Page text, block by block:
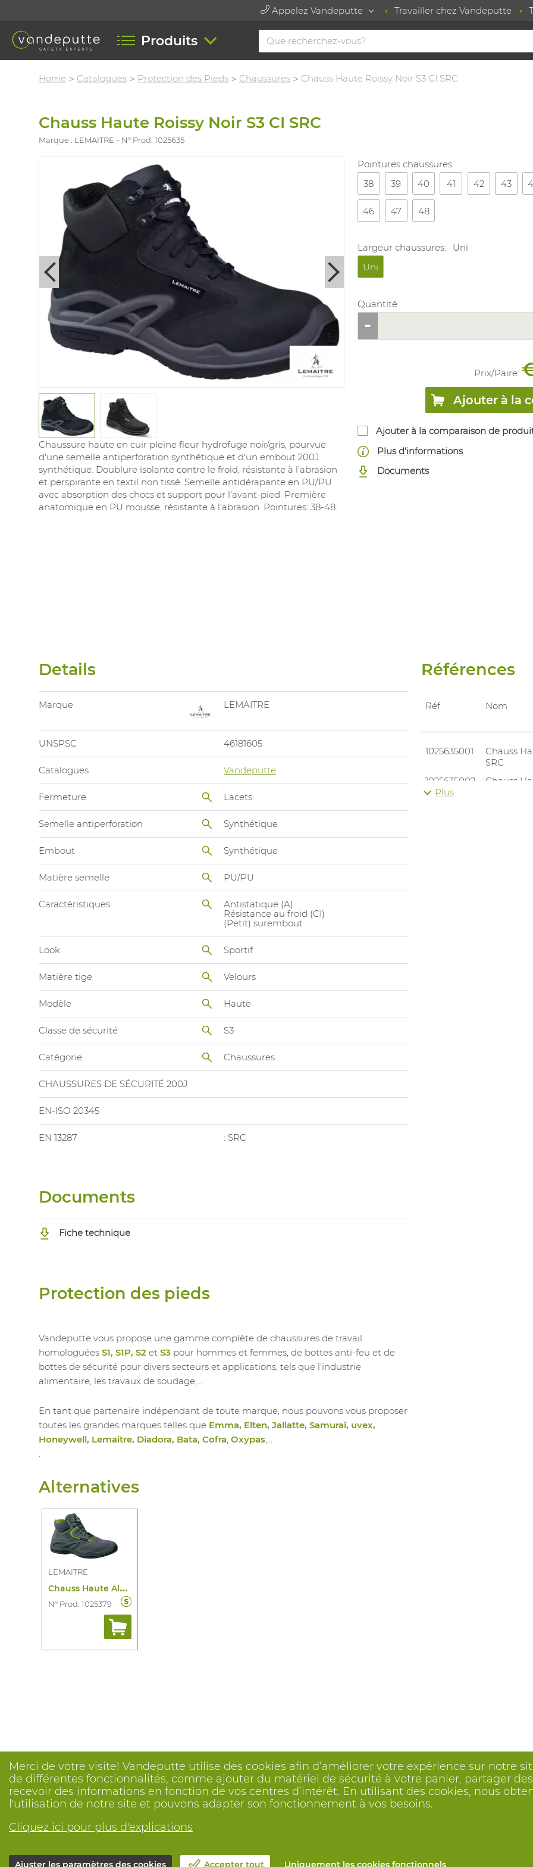
Appelez Vandeputte Travailler chez Vandeputte
Produits
Home Catalogues Protection des Pieds Chaussures Chauss Haute Roissy Noir S3 CI SRC
Chauss Haute Roissy Noir S3 CI SRC
Marque : LEMAITRE N° Prod. 1025635
Next
Chaussure haute en cuir pleine fleur hydrofuge noir/gris, pourvue
d'une semelle antiperforation synthétique et d'un embout 200J
synthétique. Doublure isolante contre le froid, résistante à l'abrasion
et perspirante en textil non tissé. Semelle antidérapante en PU/PU
avec absorption des chocs et support pour l'avant-pied. Première
anatomique en PU mousse, résistante à l'abrasion. Pointures: 38-48.
Pointures chaussures:
38
39 40 41 42 43
46 47 48
Largeur chaussures:
Uni
Uni
Quantité
Prix/Paire:
Ajouter à la
Ajouter à la comparaison de
Plus d'informations
Documents
Details
Marque LEMAITRE
UNSPSC 46181605
Catalogues Vandeputte
Fermeture Lacets
Semelle antiperforation Synthétique
Embout Synthétique
Matière semelle PU/PU
Caractéristiques
Antistatique (A)
Résistance au froid (CI)
(Petit) surembout
Look Sportif
Matière tige Velours
Modèle Haute
Classe de sécurité S3
Catégorie Chaussures
CHAUSSURES DE SÉCURITÉ 200J
EN-ISO 20345
EN 13287 : SRC
Références
Réf. Nom
1025635001
Chauss
SRC
1025635002
Chauss
Plus
Documents
Fiche technique
Protection des pieds
Vandeputte vous propose une gamme complète de chaussures de travail
homologuées S1, S1P, S2 et S3 pour hommes et femmes, de bottes anti-feu et de
bottes de sécurité pour divers secteurs et applications, tels que l'industrie
alimentaire, les travaux de soudage,...
En tant que partenaire indépendant de toute marque, nous pouvons vous proposer
toutes les grandes marques telles que Emma, Elten, Jallatte, Samurai, uvex,
Honeywell, Lemaitre, Diadora, Bata, Cofra, Oxypas,…
.
Alternatives
LEMAITRE
C
hauss Haute Albi S3 CI SRC
N° Prod. 1025379
Merci de votre visite! Vandeputte utilise des cookies afin d’améliorer votre expérience sur notre
de différentes fonctionnalités, comme ajouter du matériel de sécurité à votre panier, partager
recevoir des informations en fonction de vos centres d’intérêt. En utilisant des cookies, nous
l'utilisation de notre site et pouvons adapter son fonctionnement à vos besoins.
Cliquez ici pour plus d'explications
Ajuster les paramètres des cookies Accepter tout Uniquement les cookies fonctionnels